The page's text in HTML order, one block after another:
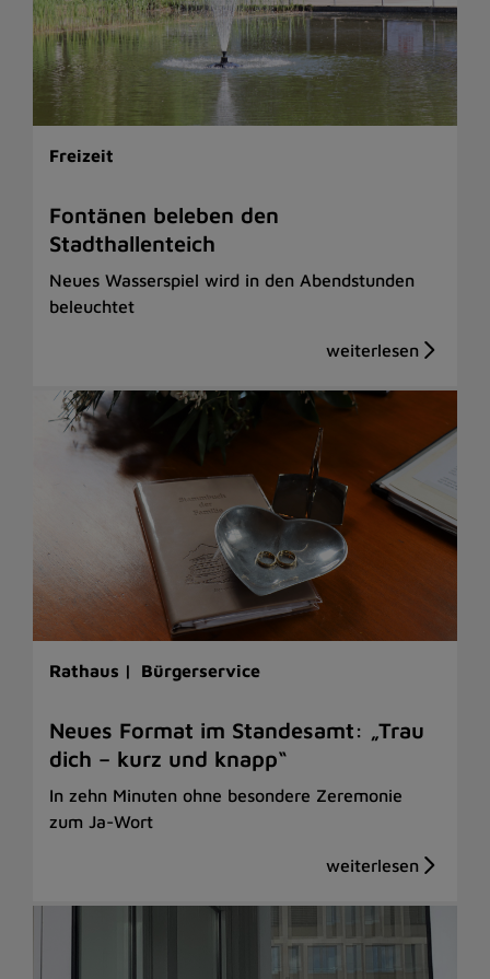
Freizeit
Fontänen beleben den
Stadthallenteich
Neues Wasserspiel wird in den Abendstunden
beleuchtet
Rathaus | Bürgerservice
Neues Format im Standesamt: „Trau
dich – kurz und knapp“
In zehn Minuten ohne besondere Zeremonie
zum Ja-Wort